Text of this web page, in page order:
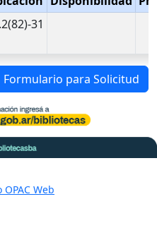
31
Formulario para Solicitud
Web